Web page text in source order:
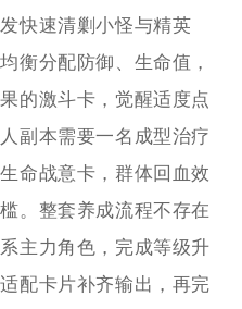
快速清剿小怪与精英
衡分配防御、生命值，
的激斗卡，觉醒适度点
副本需要一名成型治疗
命战意卡，群体回血效
。整套养成流程不存在
主力角色，完成等级升
配卡片补齐输出，再完